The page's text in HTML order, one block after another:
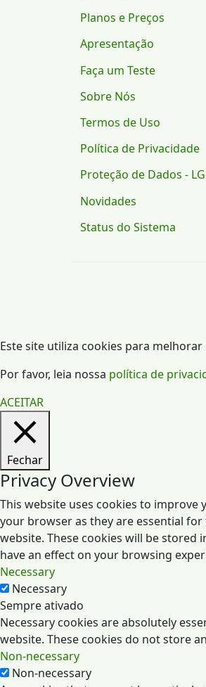
Planos e Preços
Apresentação
Faça um Teste
Sobre Nós
Termos de Uso
Política de Privacidade
Proteção de Dados -
Novidades
Status do Sistema
Este site utiliza cookies para
Por favor, leia nossa política de
ACEITAR
Fechar
Privacy Overview
This website uses cookies to
your browser as they are essential
website. These cookies will be
have an effect on your browsing
Necessary
Necessary
Sempre ativado
Necessary cookies are absolutely
website. These cookies do not store
Non-necessary
Non-necessary